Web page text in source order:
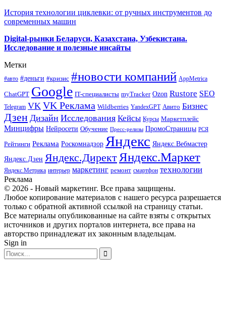
История технологии циклевки: от ручных инструментов до
современных машин
Digital-рынки Беларуси, Казахстана, Узбекистана.
Исследование и полезные инсайты
Метки
#авто #деньги #кризис #новости компаний AppMetrica
ChatGPT Google IT-специалисты myTracker Ozon Rustore SEO
Telegram VK VK Реклама Wildberries YandexGPT Авито Бизнес
Дзен Дизайн Исследования Кейсы Курсы Маркетплейс
Минцифры Нейросети Обучение Пресс-релизы ПромоСтраницы РСЯ
Рейтинги Реклама Роскомнадзор Яндекс Яндекс.Вебмастер
Яндекс.Дзен Яндекс.ДиректЯндекс.Маркет
Яндекс.Метрика интерьер маркетинг ремонт смартфон технологии
Реклама
© 2026 - Новый маркетинг. Все права защищены.
Любое копирование материалов с нашего ресурса разрешается
только с обратной активной ссылкой на страницу статьи.
Все материалы опубликованные на сайте взяты с открытых
источников и других порталов интернета, все права на
авторство принадлежат их законным владельцам.
Sign in